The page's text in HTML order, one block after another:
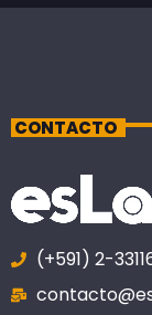
CONTACTO
(+591) 2-